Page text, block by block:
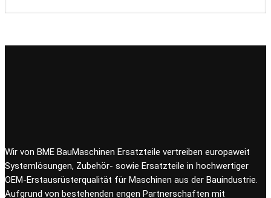
Wir von BME BauMaschinen Ersatzteile vertreiben europaweit
Systemlösungen, Zubehör- sowie Ersatzteile in hochwertiger
OEM-Erstausrüsterqualität für Maschinen aus der Bauindustrie.
Aufgrund von bestehenden engen Partnerschaften mit